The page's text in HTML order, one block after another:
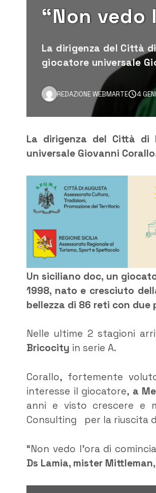
“Non vedo
La dirigenza del Città
giocatore universale
REDAZIONE WEBMARTE 4
La dirigenza del Città di
universale Giovanni
Un siciliano doc, un
1998, nato e cresciuto
bellezza di 86 reti con due
Nelle ultime 2 stagioni
Bricocity in serie A.
Corallo, fortemente
interesse il giocatore, a
anni e visto crescere e
Consulting per la riuscita
“Non vedo l’ora di
Ds Lamia, mister